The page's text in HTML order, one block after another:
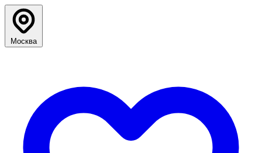
Москва